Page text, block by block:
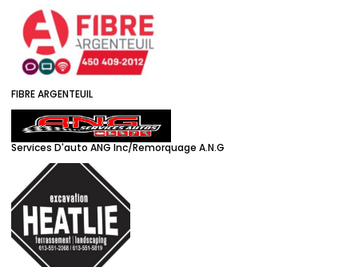
FIBRE ARGENTEUIL
Services D'auto ANG Inc/Remorquage A.N.G